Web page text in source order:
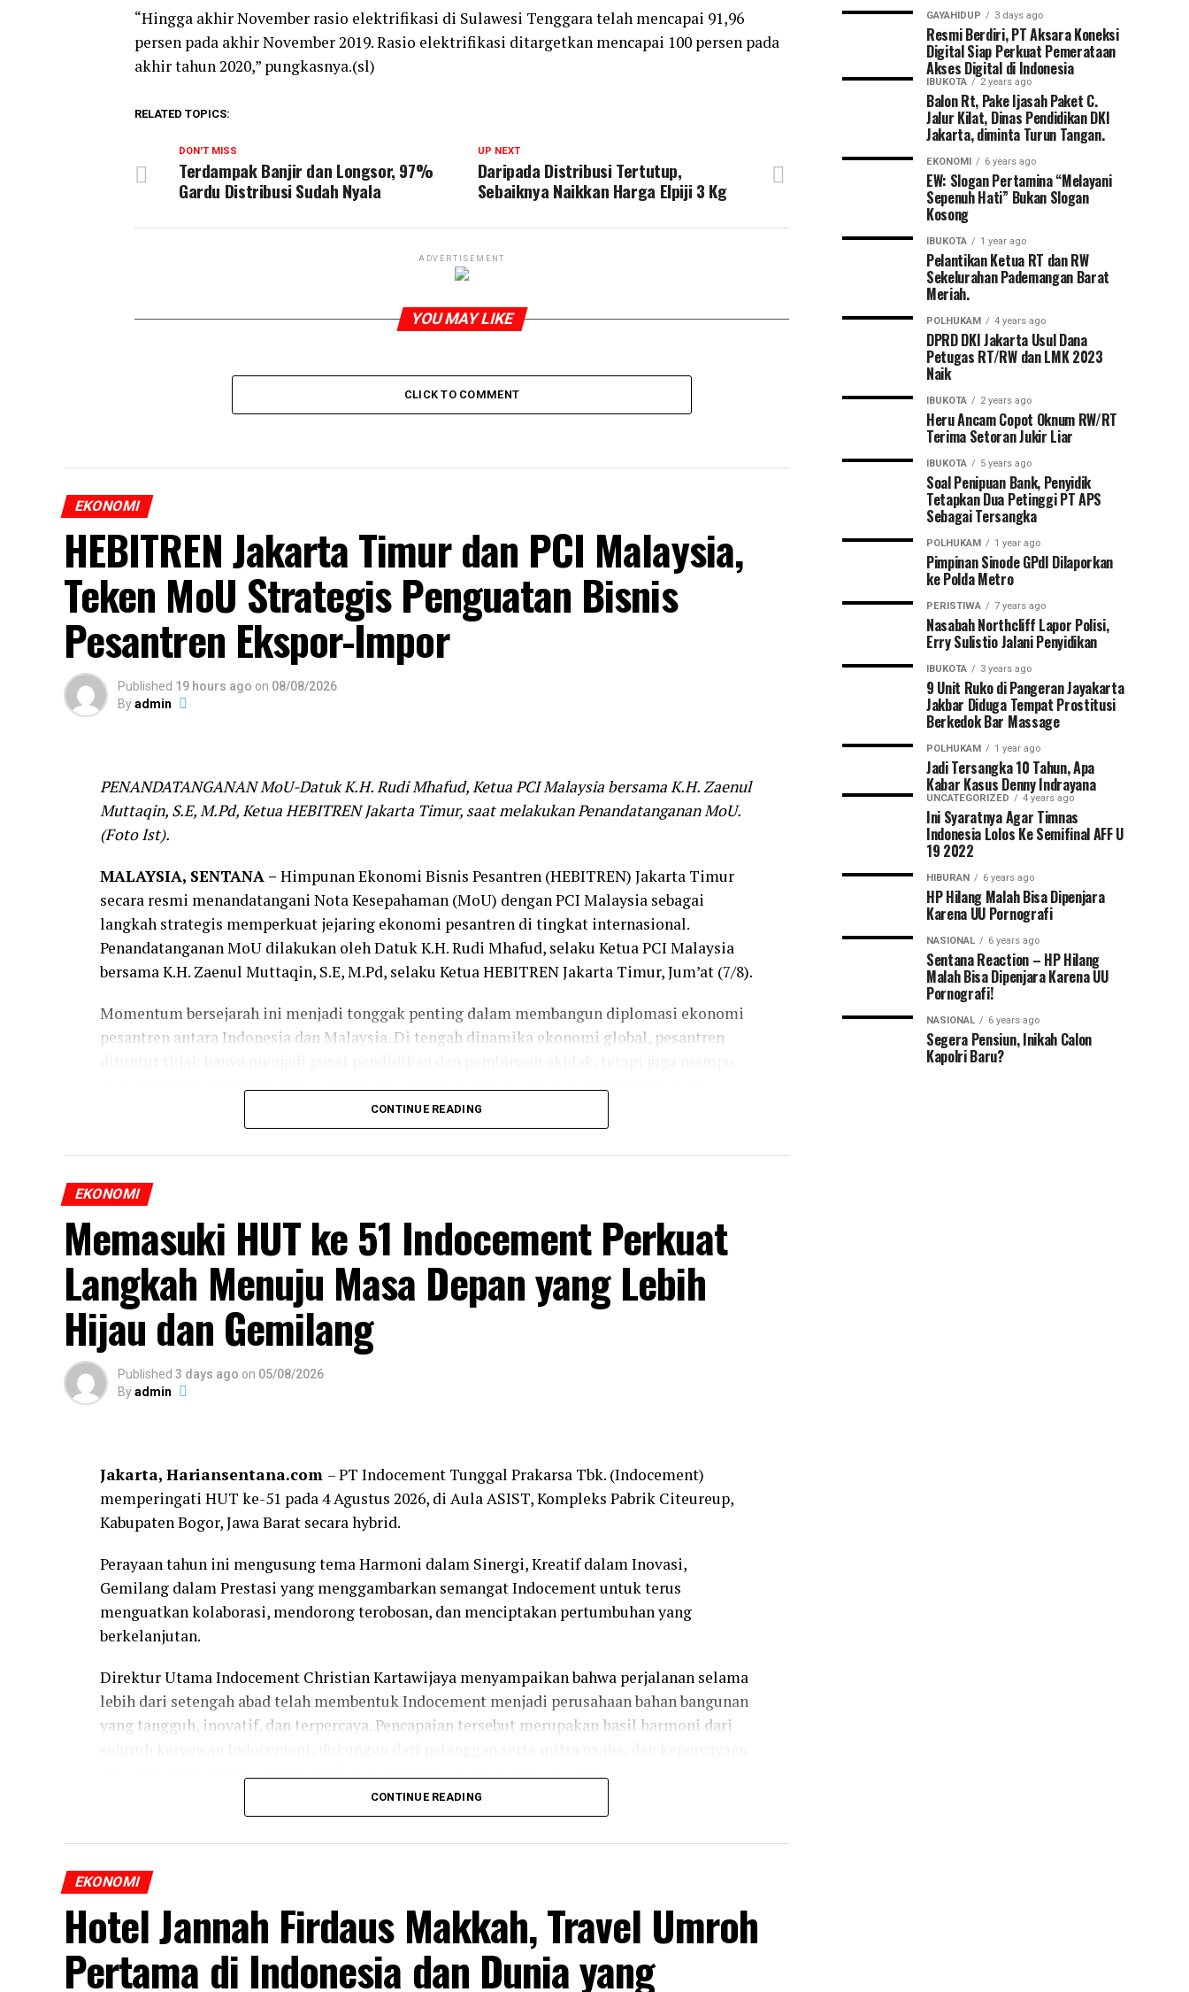
“Hingga akhir November rasio elektrifikasi di Sulawesi Tenggara telah mencapai 91,96
persen pada akhir November 2019. Rasio elektrifikasi ditargetkan mencapai 100 persen pada
akhir tahun 2020,” pungkasnya.(sl)
RELATED TOPICS:
UP NEXT
Daripada Distribusi Tertutup,
Sebaiknya Naikkan Harga Elpiji 3 Kg
DON'T MISS
Terdampak Banjir dan Longsor, 97%
Gardu Distribusi Sudah Nyala
ADVERTISEMENT
YOU MAY LIKE
CLICK TO COMMENT
EKONOMI
HEBITREN Jakarta Timur dan PCI Malaysia,
Teken MoU Strategis Penguatan Bisnis
Pesantren Ekspor-Impor
Published 19 hours ago on 08/08/2026
Byadmin
PENANDATANGANAN MoU-Datuk K.H. Rudi Mhafud, Ketua PCI Malaysia bersama K.H. Zaenul
Muttaqin, S.E, M.Pd, Ketua HEBITREN Jakarta Timur, saat melakukan Penandatanganan MoU.
(Foto Ist).
MALAYSIA, SENTANA – Himpunan Ekonomi Bisnis Pesantren (HEBITREN) Jakarta Timur
secara resmi menandatangani Nota Kesepahaman (MoU) dengan PCI Malaysia sebagai
langkah strategis memperkuat jejaring ekonomi pesantren di tingkat internasional.
Penandatanganan MoU dilakukan oleh Datuk K.H. Rudi Mhafud, selaku Ketua PCI Malaysia
bersama K.H. Zaenul Muttaqin, S.E, M.Pd, selaku Ketua HEBITREN Jakarta Timur, Jum’at (7/8).
Momentum bersejarah ini menjadi tonggak penting dalam membangun diplomasi ekonomi
pesantren antara Indonesia dan Malaysia. Di tengah dinamika ekonomi global, pesantren
menjadi pusat pemberdayaan ekonomi umat yang mandiri, inovatif, dan berdaya saing
Melalui kerja sama ini, kedua lembaga berkomitmen mengembangkan ekosistem bisnis
UMKM pesantren, pengembangan koperasi pesantren, investasi syariah, pertukaran
informasi pasar, peningkatan kapasitas sumber daya manusia, serta membuka akses pasar
internasional bagi produk-produk unggulan pesantren.
Melalui keterangannya, Jum’at (7/8), K.H. Zaenul Muttaqin, S.E, M.Pd menyampaikan bahwa,
kemandirian pesantren pada masa depan harus dibangun melalui sinergi antara pendidikan,
teknologi dan ekonomi.
“Pesantren harus menjadi pelopor lahirnya ekonomi umat yang kuat. Santri bukan hanya
dipersiapkan menjadi ahli ilmu agama, tetapi juga menjadi pelaku usaha yang amanah,
dan memberi manfaat seluas-luasnya bagi umat,” ungkapnya.
CONTINUE READING
EKONOMI
Memasuki HUT ke 51 Indocement Perkuat
Langkah Menuju Masa Depan yang Lebih
Hijau dan Gemilang
Published 3 days ago on 05/08/2026
Byadmin
Jakarta, Hariansentana.com – PT Indocement Tunggal Prakarsa Tbk. (Indocement)
memperingati HUT ke-51 pada 4 Agustus 2026, di Aula ASIST, Kompleks Pabrik Citeureup,
Kabupaten Bogor, Jawa Barat secara hybrid.
Perayaan tahun ini mengusung tema Harmoni dalam Sinergi, Kreatif dalam Inovasi,
Gemilang dalam Prestasi yang menggambarkan semangat Indocement untuk terus
menguatkan kolaborasi, mendorong terobosan, dan menciptakan pertumbuhan yang
berkelanjutan.
Direktur Utama Indocement Christian Kartawijaya menyampaikan bahwa perjalanan selama
lebih dari setengah abad telah membentuk Indocement menjadi perusahaan bahan bangunan
yang tangguh, inovatif, dan terpercaya. Pencapaian tersebut merupakan hasil harmoni dari
dari pemegang saham, pemerintah, dan pemangku kepentingan lainnya.
“Lima puluh satu tahun merupakan perjalanan panjang yang dibangun melalui kerja keras,
ketangguhan, dan semangat kebersamaan. Dengan menghayati nilai harmoni, kreativitas,
tambah bagi para pemangku kepentingan dan Indonesia,” ujar Direktur Utama Indocement.
CONTINUE READING
EKONOMI
Hotel Jannah Firdaus Makkah, Travel Umroh
Pertama di Indonesia dan Dunia yang
GAYAHIDUP 3 days ago
Resmi Berdiri, PT Aksara Koneksi
Digital Siap Perkuat Pemerataan
Akses Digital di Indonesia
IBUKOTA 2 years ago
Balon Rt, Pake Ijasah Paket C.
Jalur Kilat, Dinas Pendidikan DKI
Jakarta, diminta Turun Tangan.
EKONOMI 6 years ago
EW: Slogan Pertamina “Melayani
Sepenuh Hati” Bukan Slogan
Kosong
IBUKOTA 1 year ago
Pelantikan Ketua RT dan RW
Sekelurahan Pademangan Barat
Meriah.
POLHUKAM 4 years ago
DPRD DKI Jakarta Usul Dana
Petugas RT/RW dan LMK 2023
Naik
IBUKOTA 2 years ago
Heru Ancam Copot Oknum RW/RT
Terima Setoran Jukir Liar
IBUKOTA 5 years ago
Soal Penipuan Bank, Penyidik
Tetapkan Dua Petinggi PT APS
Sebagai Tersangka
POLHUKAM 1 year ago
Pimpinan Sinode GPdI Dilaporkan
ke Polda Metro
PERISTIWA 7 years ago
Nasabah Northcliff Lapor Polisi,
Erry Sulistio Jalani Penyidikan
IBUKOTA 3 years ago
9 Unit Ruko di Pangeran Jayakarta
Jakbar Diduga Tempat Prostitusi
Berkedok Bar Massage
POLHUKAM 1 year ago
Jadi Tersangka 10 Tahun, Apa
Kabar Kasus Denny Indrayana
UNCATEGORIZED 4 years ago
Ini Syaratnya Agar Timnas
Indonesia Lolos Ke Semifinal AFF U
19 2022
HIBURAN 6 years ago
HP Hilang Malah Bisa Dipenjara
Karena UU Pornografi
NASIONAL 6 years ago
Sentana Reaction – HP Hilang
Malah Bisa Dipenjara Karena UU
Pornografi!
NASIONAL 6 years ago
Segera Pensiun, Inikah Calon
Kapolri Baru?